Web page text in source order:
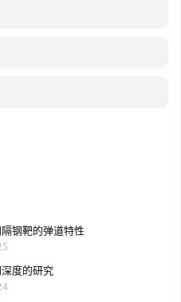
钢靶的弹道特性
度的研究